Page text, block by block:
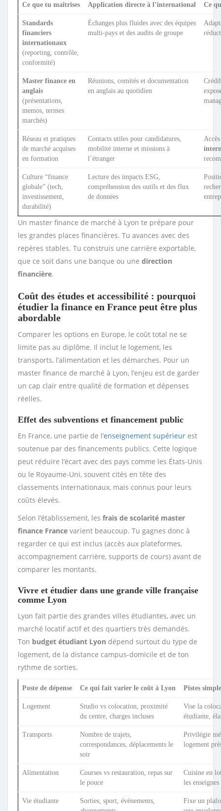
Ce que tu maîtrises Application directe à l’international Ce
Standards
financiers
internationaux
(reporting, contrôle,
conformité)
Échanges plus fluides avec des équipes
multi-pays et des audits de groupe
Master finance en
anglais
(présentations,
memos, termes
marchés)
Réunions, comités et documentation
en anglais au quotidien
Réseau et pratiques
de marché acquises
en formation
Contacts utiles pour candidatures,
mobilité interne et missions à
l’étranger
Culture “finance
globale” (tech,
investissement,
durabilité)
Lecture des impacts ESG,
compréhension des outils et des flux
de données
Un master finance de marché à Lyon te prépare pour
les grandes places financières. Tu avances avec des
repères stables. Tu construis une carrière exportable,
que ce soit dans une banque ou une direction
financière.
Coût des études et accessibilité : pourquoi
étudier la finance en France peut être plus
abordable
Comparer les options en Europe, le coût total ne se
limite pas au diplôme. Il inclut le logement, les
transports, l’alimentation et les démarches. Pour un
master finance de marché à Lyon, l’enjeu est de garder
un cap clair entre qualité de formation et dépenses
réelles.
Effet des subventions et financement public
En France, une partie de l’enseignement supérieur est
soutenue par des financements publics. Cette logique
peut réduire l’écart avec des pays comme les États-Unis
ou le Royaume-Uni, souvent cités en tête des
classements internationaux, mais connus pour leurs
coûts élevés.
Selon l’établissement, les frais de scolarité master
finance France varient beaucoup. Tu gagnes donc à
regarder ce qui est inclus (accès aux plateformes,
accompagnement carrière, supports de cours) avant de
comparer les montants.
Vivre et étudier dans une grande ville française
comme Lyon
Lyon fait partie des grandes villes étudiantes, avec un
marché locatif actif et des quartiers très demandés.
Ton budget étudiant Lyon dépend surtout du type de
logement, de la distance campus-domicile et de ton
rythme de sorties.
Poste de dépense Ce qui fait varier le coût à Lyon Pistes
Logement
Studio vs colocation, proximité
du centre, charges incluses
Vise la
étudiante,
Transports
Nombre de trajets,
correspondances, déplacements le
soir
Privilégie
logement
Alimentation
Courses vs restauration, repas sur
le pouce
Cuisine en
les
Vie étudiante
Sorties, sport, événements,
Fixe un